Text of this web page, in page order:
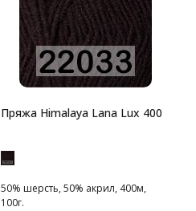
Пряжа Himalaya Lana Lux 400
50% шерсть, 50% акрил, 400м,
100г.